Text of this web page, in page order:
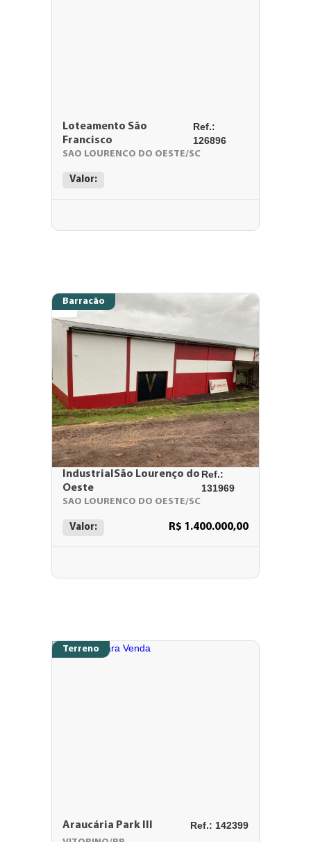
Loteamento São
Francisco
Ref.:
126896
SAO LOURENCO DO OESTE/SC
Valor:
Barracão
IndustrialSão Lourenço do
Oeste
Ref.:
131969
SAO LOURENCO DO OESTE/SC
Valor: R$ 1.400.000,00
Terreno
Araucária Park III Ref.: 142399